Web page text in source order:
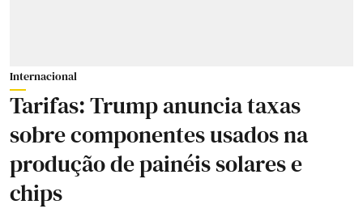
Internacional
Tarifas: Trump anuncia taxas
sobre componentes usados na
produção de painéis solares e
chips